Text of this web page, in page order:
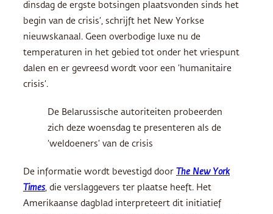
dinsdag de ergste botsingen plaatsvonden sinds het
begin van de crisis’, schrijft het New Yorkse
nieuwskanaal. Geen overbodige luxe nu de
temperaturen in het gebied tot onder het vriespunt
dalen en er gevreesd wordt voor een ‘humanitaire
crisis’.
De Belarussische autoriteiten probeerden
zich deze woensdag te presenteren als de
‘weldoeners’ van de crisis
De informatie wordt bevestigd door The New York
Times, die verslaggevers ter plaatse heeft. Het
Amerikaanse dagblad interpreteert dit initiatief